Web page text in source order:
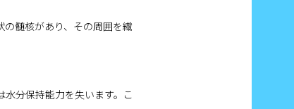
髄核があり、その周囲を繊
分保持能力を失います。こ